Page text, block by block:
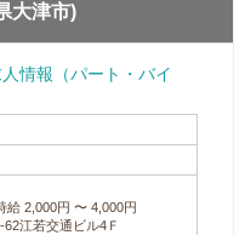
大津市)
情報（パート・バイ
2,000円 〜 4,000円
江若交通ビル4Ｆ